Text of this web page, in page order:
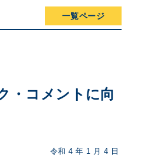
一覧ページ
・コメントに向
令和 4 年 1 月 4 日